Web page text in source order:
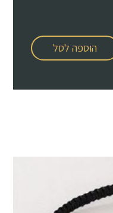
הוספה לסל